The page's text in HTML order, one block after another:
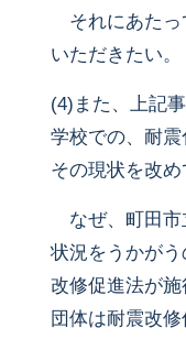
それにあたっ
いただきたい。
(4)また、上記
学校での、耐震
その現状を改め
なぜ、町田市
状況をうかが
改修促進法が
団体は耐震改